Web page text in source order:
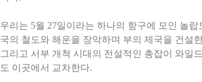
우리는 5월 27일이라는 하나의 항구에 모인 놀
국의 철도와 해운을 장악하며 부의 제국을 건설
그리고 서부 개척 시대의 전설적인 총잡이 와일
도 이곳에서 교차한다.